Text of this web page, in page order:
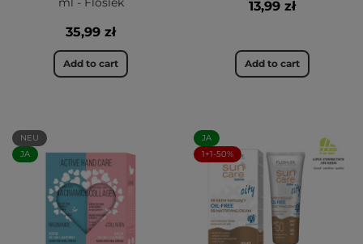
35,99 zł
Add to cart
13,99 zł
Add to cart
NEU
JA
JA
1+1-50%